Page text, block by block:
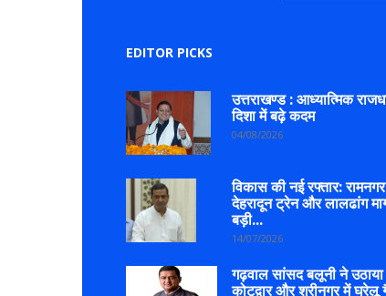
EDITOR PICKS
उत्तराखण्ड : आध्यात्मिक
दिशा में बढ़े कदम
04/08/2026
विकास की नई रफ्तार:
देहरादून ट्रेन और लालढांग
बड़ी...
14/07/2026
गढ़वाल सांसद बलूनी ने उठाया
कोटद्वार और श्रीनगर में घरेलू